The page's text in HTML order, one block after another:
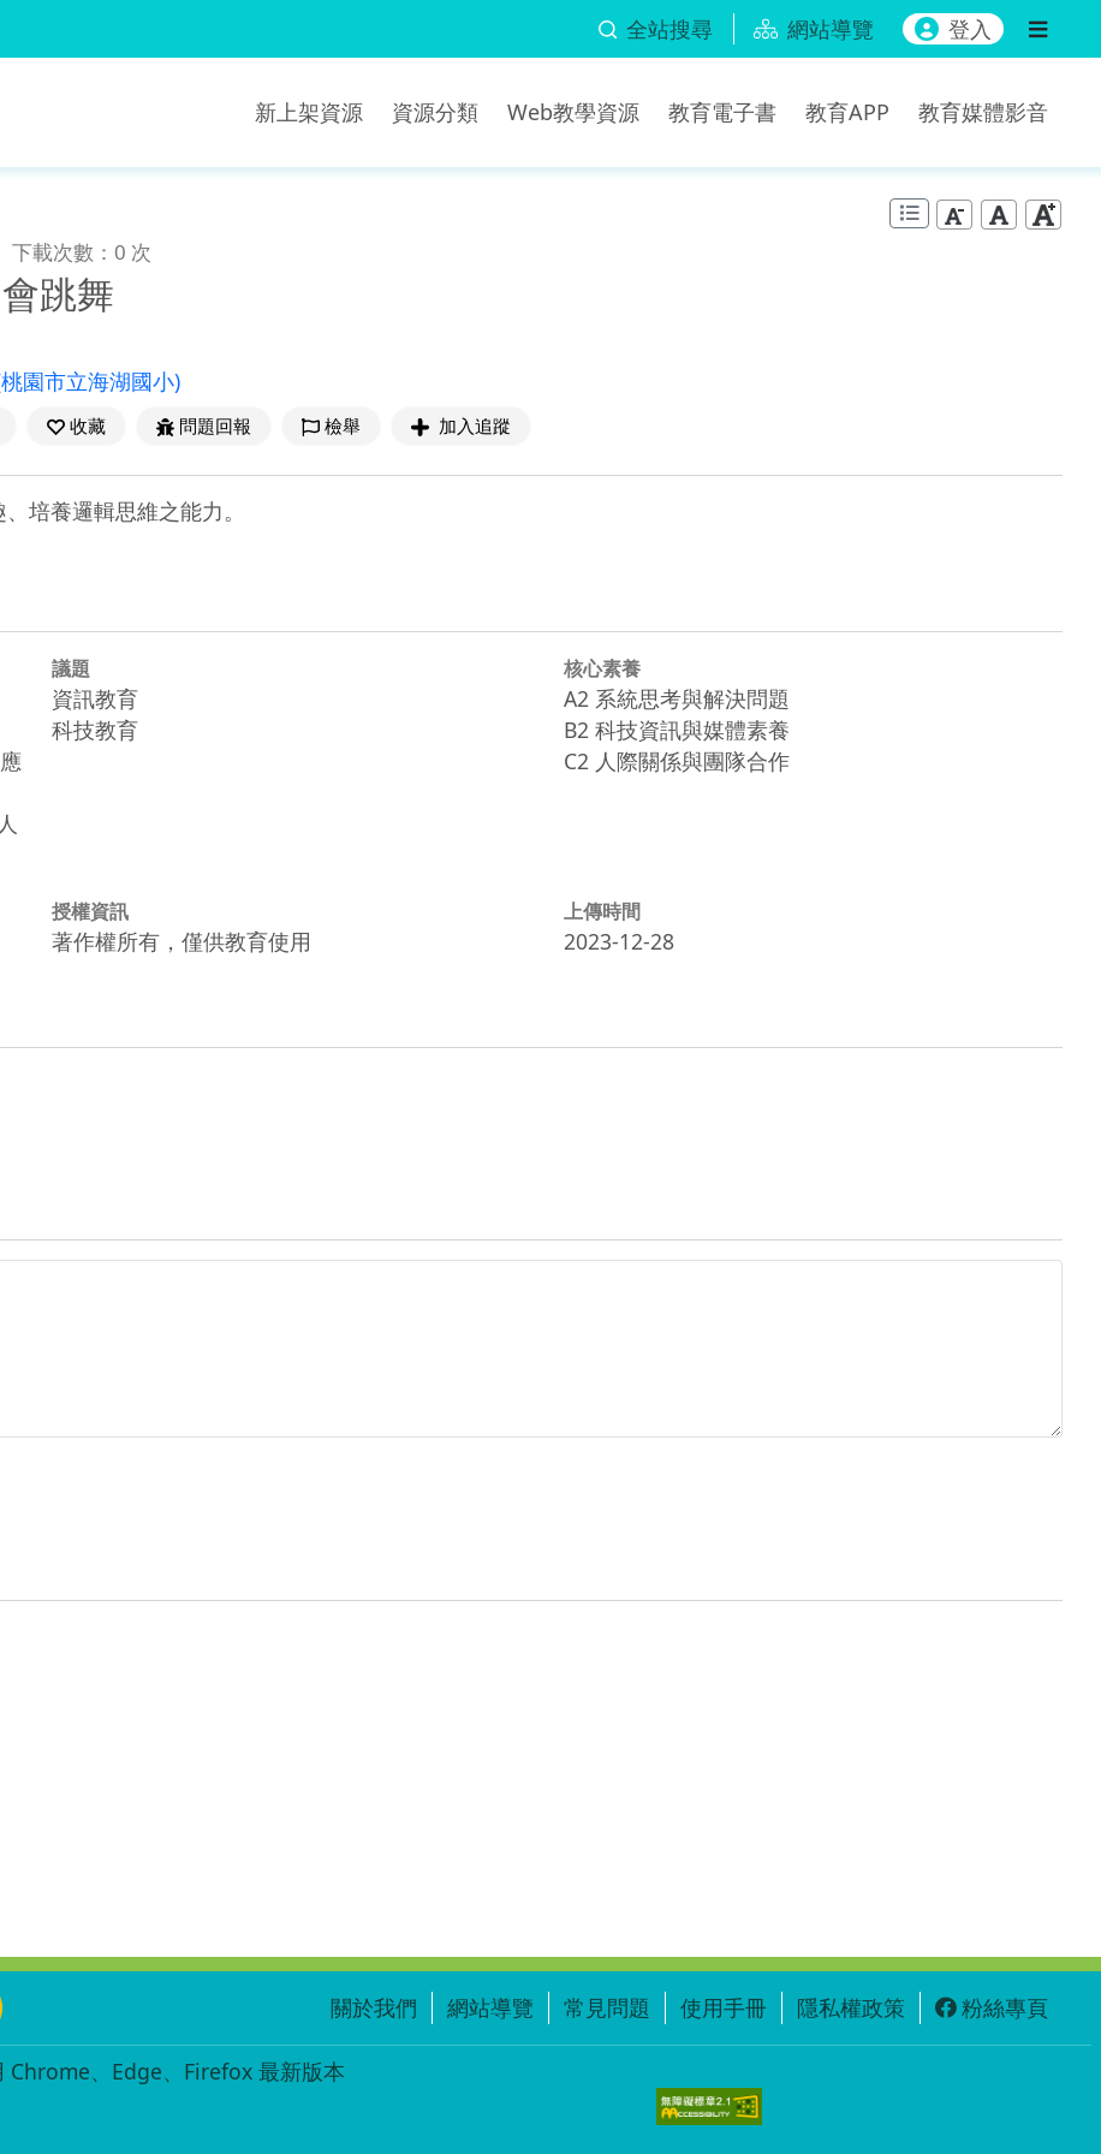
全站搜尋 網站導覽 登入
新上架資源 資源分類 Web教學資源 教育電子書 教育APP 教育媒體影音
下載次數：0 次
跳舞
園市立海湖國小)
收藏 問題回報 檢舉 加入追蹤
培養邏輯思維之能力。
議題
資訊教育
科技教育
核心素養
A2 系統思考與解決問題
B2 科技資訊與媒體素養
C2 人際關係與團隊合作
授權資訊
著作權所有，僅供教育使用
上傳時間
2023-12-28
關於我們 網站導覽 常見問題 使用手冊 隱私權政策 粉絲專頁
Chrome、Edge、Firefox 最新版本